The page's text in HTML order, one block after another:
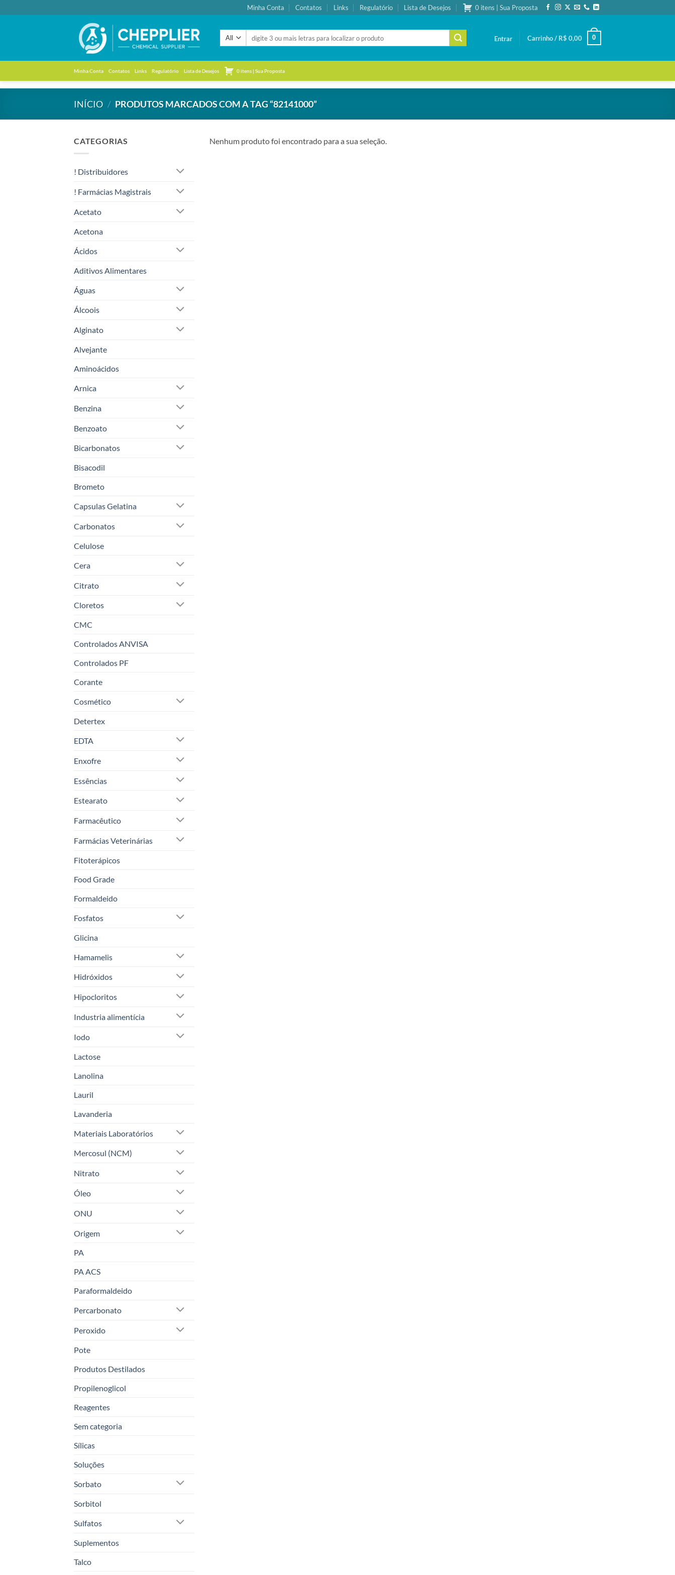
to
Minha Conta Contatos Links Regulatório Lista de Desejos 0 itens | Sua Proposta
por:
Entrar Carrinho / R$ 0,00 0
Minha Conta Contatos Links Regulatório Lista de Desejos 0 itens | Sua Proposta
INÍCIO / PRODUTOS MARCADOS COM A TAG “82141000”
CATEGORIAS
! Distribuidores
! Farmácias Magistrais
Acetato
Acetona
Ácidos
Aditivos Alimentares
Águas
Álcoois
Alginato
Alvejante
Aminoácidos
Arnica
Benzina
Benzoato
Bicarbonatos
Bisacodil
Brometo
Capsulas Gelatina
Carbonatos
Celulose
Cera
Citrato
Cloretos
CMC
Controlados ANVISA
Controlados PF
Corante
Cosmético
Detertex
EDTA
Enxofre
Essências
Estearato
Farmacêutico
Farmácias Veterinárias
Fitoterápicos
Food Grade
Formaldeido
Fosfatos
Glicina
Hamamelis
Hidróxidos
Hipocloritos
Industria alimentícia
Iodo
Lactose
Lanolina
Lauril
Lavanderia
Materiais Laboratórios
Mercosul (NCM)
Nitrato
Óleo
ONU
Origem
PA
PA ACS
Paraformaldeido
Percarbonato
Peroxido
Pote
Produtos Destilados
Propilenoglicol
Reagentes
Sem categoria
Sílicas
Soluções
Sorbato
Sorbitol
Sulfatos
Suplementos
Talco
Nenhum produto foi encontrado para a sua seleção.